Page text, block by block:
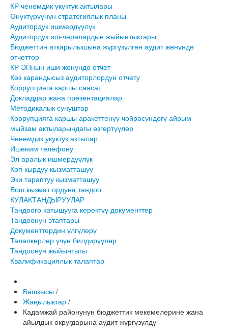
КР ченемдик укуктук актылары
Өнүктүрүүнүн стратегиялык планы
Аудитордук ишмердүүлүк
Аудитордук иш-чаралардын жыйынтыктары
Бюджеттин аткарылышына жүргүзүлгөн аудит жөнүндө
отчеттор
КР ЭПнын иши жөнүндө отчет
Көз карандысыз аудиторлордун отчету
Коррупцияга каршы саясат
Докладдар жана презентациялар
Методикалык сунуштар
Коррупцияга каршы аракеттенүү чөйрөсүндөгү айрым
мыйзам актыларындагы өзгөртүүлөр
Ченемдик укуктук актылар
Ишеним телефону
Эл аралык ишмердүүлүк
Көп кырдуу кызматташуу
Эки тараптуу кызматташуу
Бош кызмат ордуна тандоо
КУЛАКТАНДЫРУУЛАР
Тандоого катышууга керектүү документтер
Тандоонун этаптары
Документтердин үлгүлөрү
Талапкерлер үчүн билдирүүлөр
Тандоонун жыйынтыгы
Квалификациялык талаптар
Башкысы /
Жаңылыктар /
Кадамжай районунун бюджеттик мекемелерине жана
айылдык округдарына аудит жүргүзүлдү